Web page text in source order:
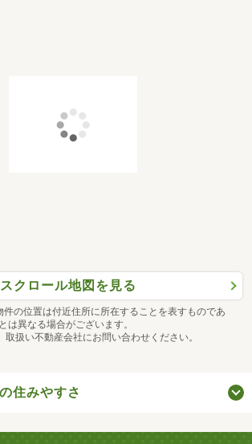
スクロール地図を見る
の位置は付近住所に所在することを表すものであ
は異なる場合がございます。
扱い不動産会社にお問い合わせください。
住みやすさ